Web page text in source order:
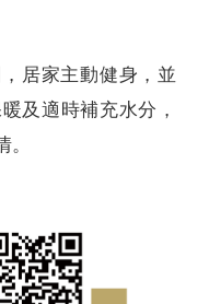
居家主動健身，並
及適時補充水分，